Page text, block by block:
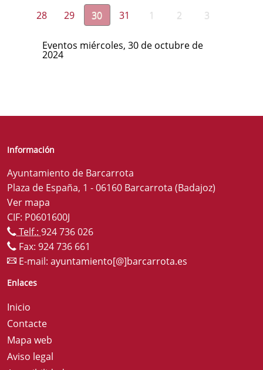
28
29 30 31 1 2 3
Eventos miércoles, 30 de octubre de
2024
Información
Ayuntamiento de Barcarrota
Plaza de España, 1 - 06160 Barcarrota (Badajoz)
Ver mapa
CIF: P0601600J
Telf.: 924 736 026
Fax: 924 736 661
E-mail: ayuntamiento[@]barcarrota.es
Enlaces
Inicio
Contacte
Mapa web
Aviso legal